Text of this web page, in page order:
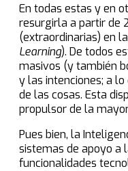
En todas estas y en
resurgirla a partir de
(extraordinarias) en
Learning). De todos
masivos (y también
y las intenciones; a
de las cosas. Esta
propulsor de la
Pues bien, la
sistemas de apoyo a
funcionalidades